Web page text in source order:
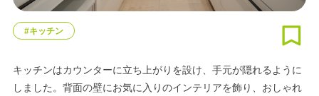
#キッチン
キッチンはカウンターに立ち上がりを設け、手元が隠れるように
しました。背面の壁にお気に入りのインテリアを飾り、おしゃれ